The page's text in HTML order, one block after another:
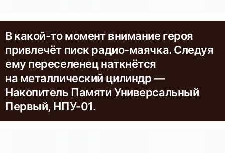
В какой-то момент внимание героя
привлечёт писк радио-маячка. Следуя
ему переселенец наткнётся
на металлический цилиндр —
Накопитель Памяти Универсальный
Первый, НПУ-01.